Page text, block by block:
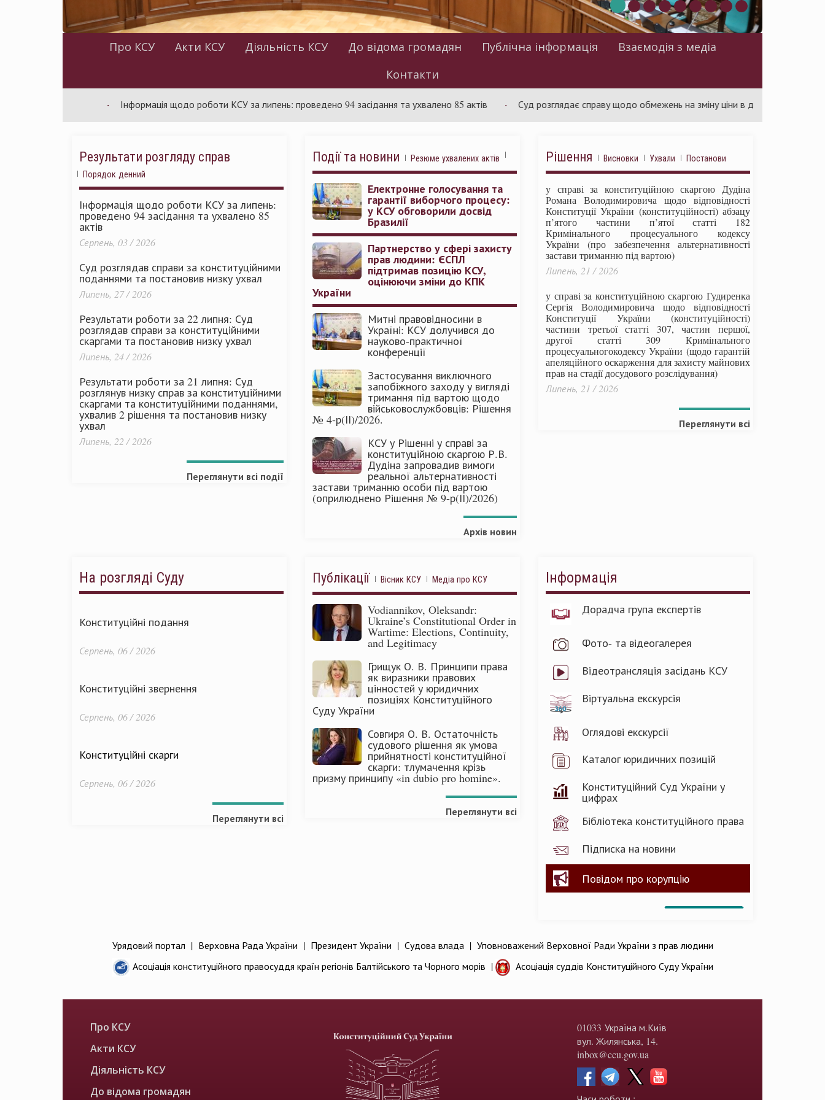
Про КСУ Акти КСУ Діяльність КСУ До відома громадян Публічна інформація
Взаємодія з медіа
Контакти
Інформація щодо роботи КСУ за липень: проведено 94 засідання та ухвалено 85 актів Суд розглядає справу щодо обмежень на зміну ціни в договорах про публічні
Результати розгляду справ
Порядок денний
Інформація щодо роботи КСУ за липень:
проведено 94 засідання та ухвалено 85
актів
Серпень, 03 / 2026
Суд розглядав справи за конституційними
поданнями та постановив низку ухвал
Липень, 27 / 2026
Результати роботи за 22 липня: Суд
розглядав справи за конституційними
скаргами та постановив низку ухвал
Липень, 24 / 2026
Результати роботи за 21 липня: Суд
розглянув низку справ за конституційними
скаргами та конституційними поданнями,
ухвалив 2 рішення та постановив низку
ухвал
Липень, 22 / 2026
Переглянути всі події
Події та новини Резюме ухвалених актів
Електронне голосування та
гарантії виборчого процесу:
у КСУ обговорили досвід
Бразилії
Партнерство у сфері захисту
прав людини: ЄСПЛ
підтримав позицію КСУ,
оцінюючи зміни до КПК
України
Митні правовідносини в
Україні: КСУ долучився до
науково-практичної
конференції
Застосування виключного
запобіжного заходу у вигляді
тримання під вартою щодо
військовослужбовців: Рішення
№ 4-р(ІІ)/2026.
КСУ у Рішенні у справі за
конституційною скаргою Р.В.
Дудіна запровадив вимоги
реальної альтернативності
застави триманню особи під вартою
(оприлюднено Рішення № 9-р(ІІ)/2026)
Архів новин
Рішення Висновки Ухвали Постанови
у справі за конституційною скаргою Дудіна
Романа Володимировича щодо відповідності
Конституції України (конституційності) абзацу
п’ятого частини п’ятої статті 182
Кримінального процесуального кодексу
України (про забезпечення альтернативності
застави триманню під вартою)
Липень, 21 / 2026
у справі за конституційною скаргою Гудиренка
Сергія Володимировича щодо відповідності
Конституції України (конституційності)
частини третьої статті 307, частин першої,
другої статті 309 Кримінального
процесуальногокодексу України (щодо гарантій
апеляційного оскарження для захисту майнових
прав на стадії досудового розслідування)
Липень, 21 / 2026
Переглянути всі
На розгляді Суду
Конституційні подання
Серпень, 06 / 2026
Конституційні звернення
Серпень, 06 / 2026
Конституційні скарги
Серпень, 06 / 2026
Переглянути всі
Публікації Вісник КСУ Медіа про КСУ
Vodiannikov, Oleksandr:
Ukraine’s Constitutional Order in
Wartime: Elections, Continuity,
and Legitimacy
Грищук О. В. Принципи права
як виразники правових
цінностей у юридичних
позиціях Конституційного
Суду України
Совгиря О. В. Остаточність
судового рішення як умова
прийнятності конституційної
скарги: тлумачення крізь
призму принципу «in dubio pro homine».
Переглянути всі
Інформація
Дорадча група експертів
Фото- та відеогалерея
Відеотрансляція засідань КСУ
Віртуальна екскурсія
Оглядові екскурсії
Каталог юридичних позицій
Конституційний Суд України у
цифрах
Бібліотека конституційного права
Підписка на новини
Повідом про корупцію
Урядовий портал | Верховна Рада України | Президент України | Судова влада | Уповноважений Верховної Ради України з прав людини
Асоціація конституційного правосуддя країн регіонів Балтійського та Чорного морів | Асоціація суддів Конституційного Суду України
Про КСУ
Акти КСУ
Діяльність КСУ
До відома громадян
01033 Україна м.Київ
вул. Жилянська, 14.
inbox@ccu.gov.ua